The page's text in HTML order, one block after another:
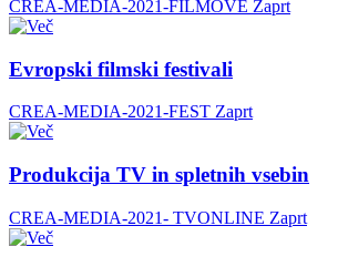
CREA-MEDIA-2021-FILMOVE Zaprt
Evropski filmski festivali
CREA-MEDIA-2021-FEST Zaprt
Produkcija TV in spletnih vsebin
CREA-MEDIA-2021- TVONLINE Zaprt